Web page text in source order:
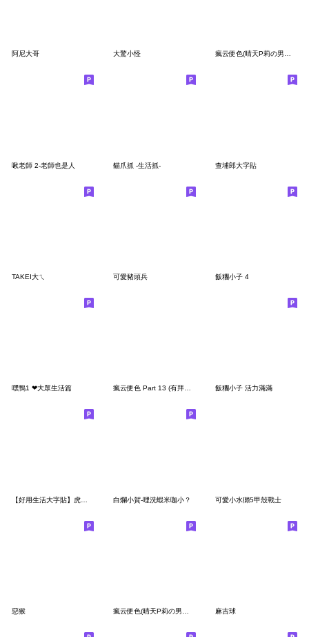
阿尼大哥 大驚小怪 瘋云便色(晴天P莉の男友) part 4
啾老師 2-老師也是人 貓爪抓 -生活抓- 查埔郎大字貼
TAKEI大ㄟ 可愛豬頭兵 飯糰小子 4
嘿鴨1 ❤大眾生活篇 瘋云便色 Part 13 (有拜有保庇!) 飯糰小子 活力滿滿
白爛小賀-哩洗蝦米咖小？ 可愛小水獺5甲殼戰士
惡猴 麻吉球